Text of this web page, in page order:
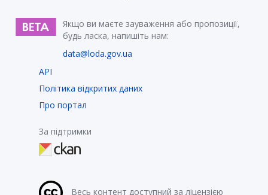
Якщо ви маєте зауваження або пропозиції,
будь ласка, напишіть нам:
data@loda.gov.ua
API
Політика відкритих даних
Про портал
За підтримки
Весь контент доступний за ліцензією